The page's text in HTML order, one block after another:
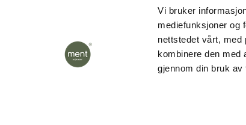
Vi bruker
mediefunksjoner og
nettstedet vårt, med
kombinere den med
gjennom din bruk av
Åpningstider